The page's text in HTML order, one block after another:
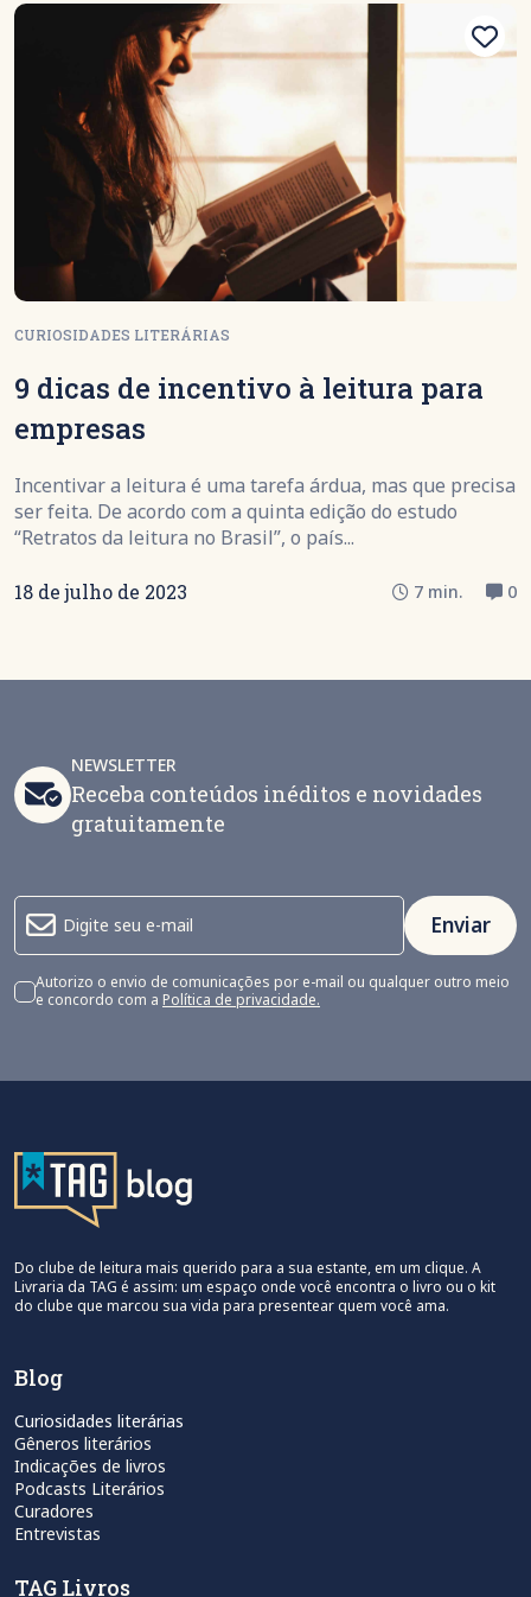
CURIOSIDADES LITERÁRIAS
9 dicas de incentivo à leitura para
empresas
Incentivar a leitura é uma tarefa árdua, mas que precisa
ser feita. De acordo com a quinta edição do estudo
“Retratos da leitura no Brasil”, o país...
18 de julho de 2023 7 min. 0
NEWSLETTER
Receba conteúdos inéditos e novidades
gratuitamente
Enviar
Autorizo o envio de comunicações por e-mail ou qualquer outro meio
e concordo com a Política de privacidade.
Do clube de leitura mais querido para a sua estante, em um clique. A
Livraria da TAG é assim: um espaço onde você encontra o livro ou o kit
do clube que marcou sua vida para presentear quem você ama.
Blog
Curiosidades literárias
Gêneros literários
Indicações de livros
Podcasts Literários
Curadores
Entrevistas
TAG Livros